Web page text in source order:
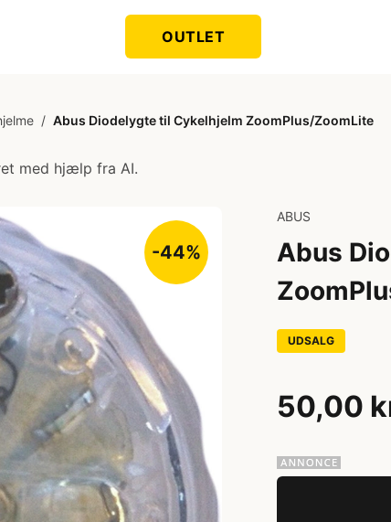
OUTLET
/ Abus Diodelygte til Cykelhjelm ZoomPlus/ZoomLite
med hjælp fra AI.
-44%
ABUS
Abus
UDSALG
50,00